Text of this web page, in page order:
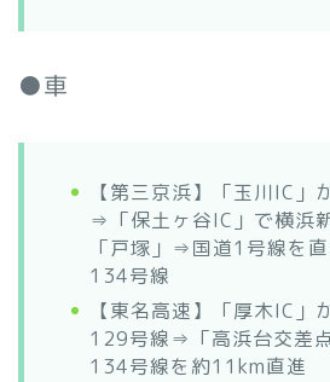
●車
【第三京浜】「玉川IC」
⇒「保土ヶ谷IC」で横浜
「戸塚」⇒国道1号線を
134号線
【東名高速】「厚木IC
129号線⇒「高浜台交差
134号線を約11km直進